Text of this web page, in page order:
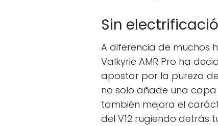
Sin
A diferencia de muchos
Valkyrie AMR Pro ha
apostar por la pureza
no solo añade una capa
también mejora el
del V12 rugiendo detrás